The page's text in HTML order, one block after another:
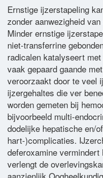
Ernstige ijzerstapeling
zonder aanwezigheid
Minder ernstige
niet-transferrine
radicalen katalyseert
vaak gepaard gaande
veroorzaakt door te veel
ijzergehaltes die ver
worden gemeten bij
bijvoorbeeld multi-
dodelijke hepatische en/
hart-)complicaties.
deferoxamine
verlengt de